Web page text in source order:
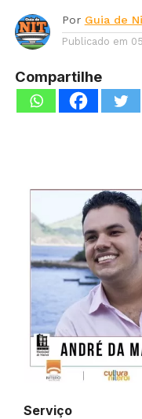
Por Guia de
Publicado em
Compartilhe
Serviço